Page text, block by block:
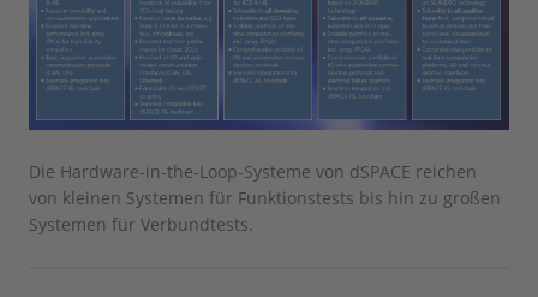
Die Hardware-in-the-Loop-Systeme von dSPACE reichen
von kleinen Systemen für Funktionstests bis hin zu großen
Systemen für Verbundtests.